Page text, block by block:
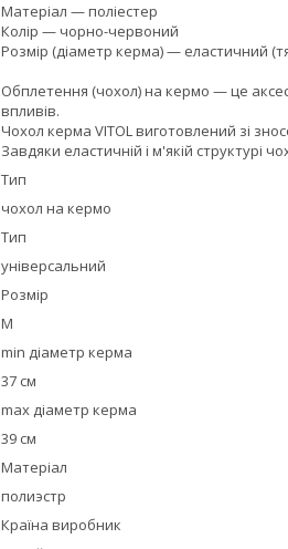
Матеріал — поліестер
Колір — чорно-червоний
Розмір (діаметр керма) — еластичний
Обплетення (чохол) на кермо — це
впливів.
Чохол керма VITOL виготовлений зі
Завдяки еластичній і м'якій структурі
Тип
чохол на кермо
Тип
універсальний
Розмір
М
min діаметр керма
37 см
max діаметр керма
39 см
Матеріал
полиэстр
Країна виробник